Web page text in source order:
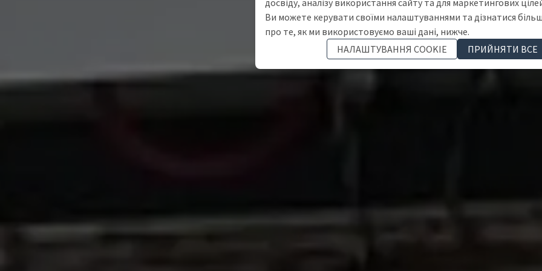
досвіду, аналізу використання сайту та для маркетингових
Ви можете керувати своїми налаштуваннями та дізнатися
про те, як ми використовуємо ваші дані, нижче.
НАЛАШТУВАННЯ COOKIE
ПРИЙНЯТИ ВСЕ